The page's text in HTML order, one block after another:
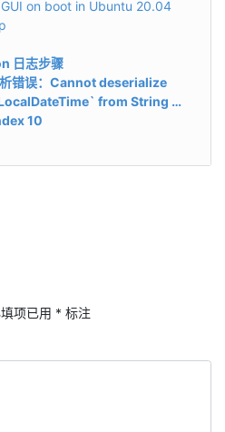
on boot in Ubuntu 20.04
日志步骤
错误：Cannot deserialize
from String …
10
项已用 * 标注